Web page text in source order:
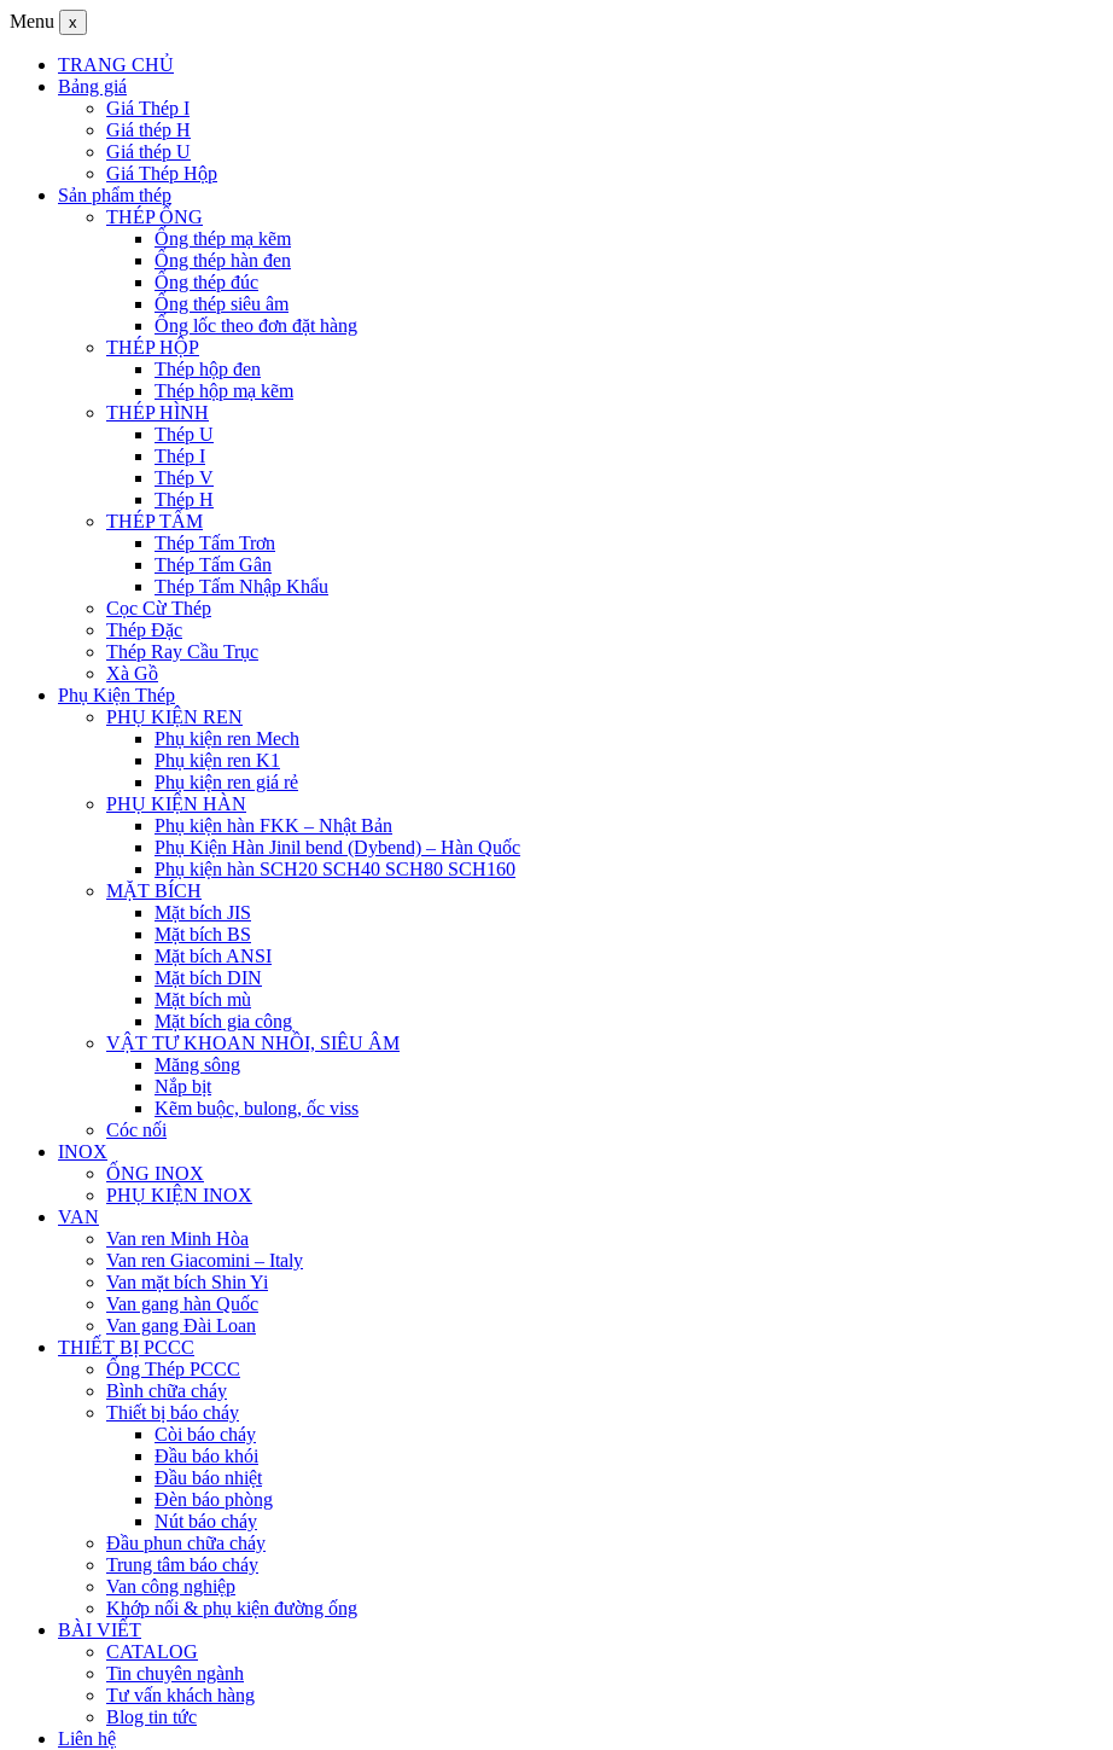
Menu x
TRANG CHỦ
Bảng giá
Giá Thép I
Giá thép H
Giá thép U
Giá Thép Hộp
Sản phẩm thép
THÉP ỐNG
Ống thép mạ kẽm
Ống thép hàn đen
Ống thép đúc
Ống thép siêu âm
Ống lốc theo đơn đặt hàng
THÉP HỘP
Thép hộp đen
Thép hộp mạ kẽm
THÉP HÌNH
Thép U
Thép I
Thép V
Thép H
THÉP TẤM
Thép Tấm Trơn
Thép Tấm Gân
Thép Tấm Nhập Khẩu
Cọc Cừ Thép
Thép Đặc
Thép Ray Cầu Trục
Xà Gồ
Phụ Kiện Thép
PHỤ KIỆN REN
Phụ kiện ren Mech
Phụ kiện ren K1
Phụ kiện ren giá rẻ
PHỤ KIỆN HÀN
Phụ kiện hàn FKK – Nhật Bản
Phụ Kiện Hàn Jinil bend (Dybend) – Hàn Quốc
Phụ kiện hàn SCH20 SCH40 SCH80 SCH160
MẶT BÍCH
Mặt bích JIS
Mặt bích BS
Mặt bích ANSI
Mặt bích DIN
Mặt bích mù
Mặt bích gia công
VẬT TƯ KHOAN NHỒI, SIÊU ÂM
Măng sông
Nắp bịt
Kẽm buộc, bulong, ốc viss
Cóc nối
INOX
ỐNG INOX
PHỤ KIỆN INOX
VAN
Van ren Minh Hòa
Van ren Giacomini – Italy
Van mặt bích Shin Yi
Van gang hàn Quốc
Van gang Đài Loan
THIẾT BỊ PCCC
Ống Thép PCCC
Bình chữa cháy
Thiết bị báo cháy
Còi báo cháy
Đầu báo khói
Đầu báo nhiệt
Đèn báo phòng
Nút báo cháy
Đầu phun chữa cháy
Trung tâm báo cháy
Van công nghiệp
Khớp nối & phụ kiện đường ống
BÀI VIẾT
CATALOG
Tin chuyên ngành
Tư vấn khách hàng
Blog tin tức
Liên hệ